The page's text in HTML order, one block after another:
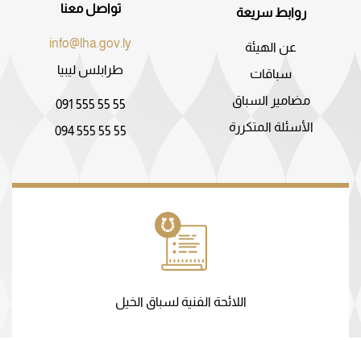
روابط سريعة
عن الهيئة
سباقات
مضامير السباق
الأسئلة المتكررة
تواصل معنا
info@lha.gov.ly
طرابلس ليبيا
091 555 55 55
094 555 55 55
اللائحة الفنية لسباق الخيل